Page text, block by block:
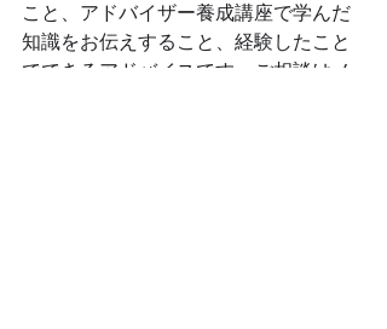
こと、アドバイザー養成講座で学んだ
知識をお伝えすること、経験したこと
でできるアドバイスです。ご相談はメ